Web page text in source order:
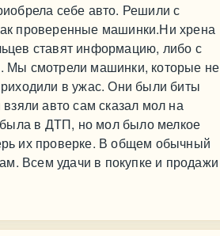
себе авто. Решили с
проверенные машинки.Ни хрена
ставят информацию, либо с
Мы смотрели машинки, которые не
в ужас. Они были биты
авто сам сказал мол на
в ДТП, но мол было мелкое
их проверке. В общем обычный
Всем удачи в покупке и продажи